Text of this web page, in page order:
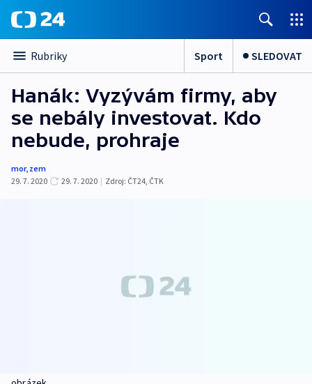
Rubriky Sport SLEDOVAT
Hanák: Vyzývám firmy, aby
se nebály investovat. Kdo
nebude, prohraje
mor, zem
29. 7. 2020
29. 7. 2020 | Zdroj: ČT24, ČTK